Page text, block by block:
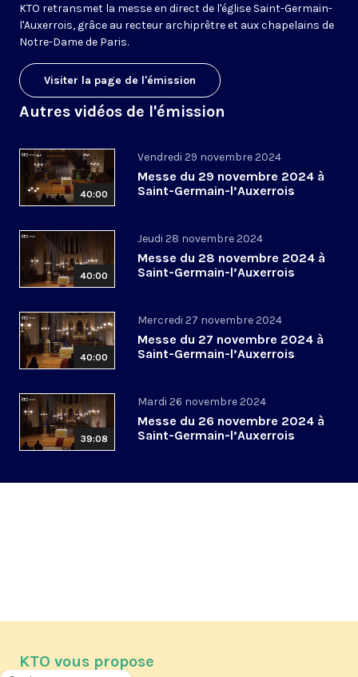
KTO retransmet la messe en direct de l'église Saint-Germain-
l'Auxerrois, grâce au recteur archiprêtre et aux chapelains de
Notre-Dame de Paris.
Visiter la page de l'émission
Autres vidéos de l'émission
40:00
Vendredi 29 novembre 2024
Messe du 29 novembre 2024 à
Saint-Germain-l’Auxerrois
40:00
Jeudi 28 novembre 2024
Messe du 28 novembre 2024 à
Saint-Germain-l’Auxerrois
40:00
Mercredi 27 novembre 2024
Messe du 27 novembre 2024 à
Saint-Germain-l’Auxerrois
39:08
Mardi 26 novembre 2024
Messe du 26 novembre 2024 à
Saint-Germain-l’Auxerrois
KTO vous propose